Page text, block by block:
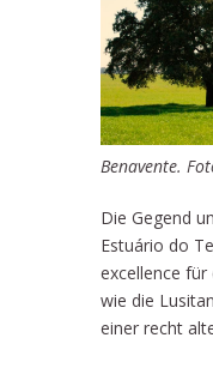
Benavente.
Die Gegend
Estuário do
excellence für
wie die
einer recht